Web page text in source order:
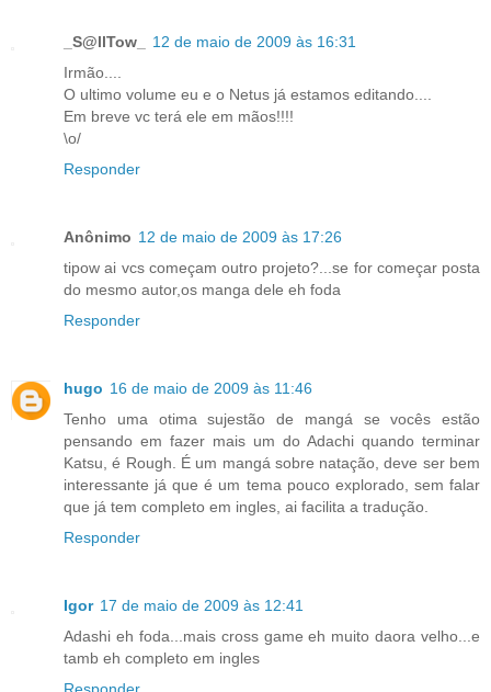
_S@llTow_
12 de maio de 2009 às 16:31
Irmão....
O ultimo volume eu e o Netus já estamos editando....
Em breve vc terá ele em mãos!!!!
\o/
Responder
Anônimo 12 de maio de 2009 às 17:26
tipow ai vcs começam outro projeto?...se for começar posta
do mesmo autor,os manga dele eh foda
Responder
hugo 16 de maio de 2009 às 11:46
Tenho uma otima sujestão de mangá se vocês estão
pensando em fazer mais um do Adachi quando terminar
Katsu, é Rough. É um mangá sobre natação, deve ser bem
interessante já que é um tema pouco explorado, sem falar
que já tem completo em ingles, ai facilita a tradução.
Responder
Igor 17 de maio de 2009 às 12:41
Adashi eh foda...mais cross game eh muito daora velho...e
tamb eh completo em ingles